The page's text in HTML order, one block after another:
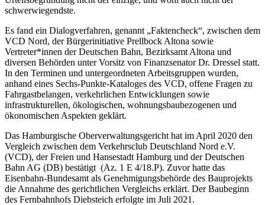
schwerwiegendste.
Es fand ein Dialogverfahren, genannt „Faktencheck“, zwischen dem
VCD Nord, der Bürgerinitiative Prellbock Altona sowie
Vertreter*innen der Deutschen Bahn, Bezirksamt Altona und
diversen Behörden unter Vorsitz von Finanzsenator Dr. Dressel statt.
In den Terminen und untergeordneten Arbeitsgruppen wurden,
anhand eines Sechs-Punkte-Kataloges des VCD, offene Fragen zu
Fahrgastbelangen, verkehrlichen Entwicklungen sowie
infrastrukturellen, ökologischen, wohnungsbaubezogenen und
ökonomischen Aspekten geklärt.
Das Hamburgische Oberverwaltungsgericht hat im April 2020 den
Vergleich zwischen dem Verkehrsclub Deutschland Nord e.V.
(VCD), der Freien und Hansestadt Hamburg und der Deutschen
Bahn AG (DB) bestätigt (Az. 1 E 4/18.P). Zuvor hatte das
Eisenbahn-Bundesamt als Genehmigungsbehörde des Bauprojekts
die Annahme des gerichtlichen Vergleichs erklärt. Der Baubeginn
des Fernbahnhofs Diebsteich erfolgte im Juli 2021.